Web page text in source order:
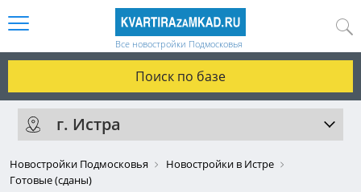
Все новостройки Подмосковья
Поиск по базе
г. Истра
Новостройки Подмосковья
Новостройки в Истре
Готовые (сданы)